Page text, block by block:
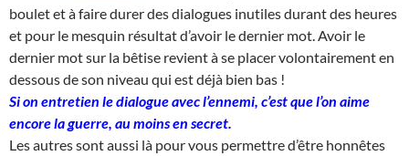
boulet et à faire durer des dialogues inutiles durant des heures
et pour le mesquin résultat d’avoir le dernier mot. Avoir le
dernier mot sur la bêtise revient à se placer volontairement en
dessous de son niveau qui est déjà bien bas !
Si on entretien le dialogue avec l’ennemi, c’est que l’on aime
encore la guerre, au moins en secret.
Les autres sont aussi là pour vous permettre d’être honnêtes